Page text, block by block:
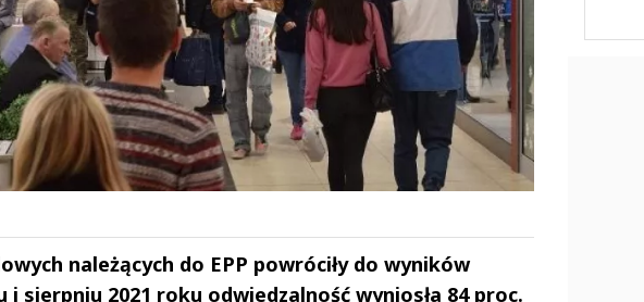
należących do EPP powróciły do wyników
sierpniu 2021 roku odwiedzalność wyniosła 84 proc.